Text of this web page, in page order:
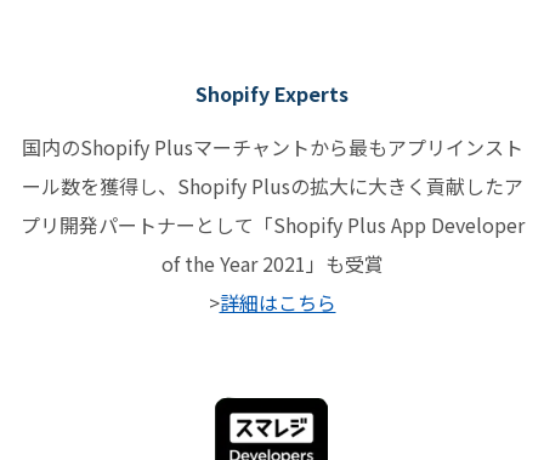
Shopify Experts
国内のShopify Plusマーチャントから最もアプリインスト
ール数を獲得し、Shopify Plusの拡大に大きく貢献したア
プリ開発パートナーとして「Shopify Plus App Developer
of the Year 2021」も受賞
>詳細はこちら